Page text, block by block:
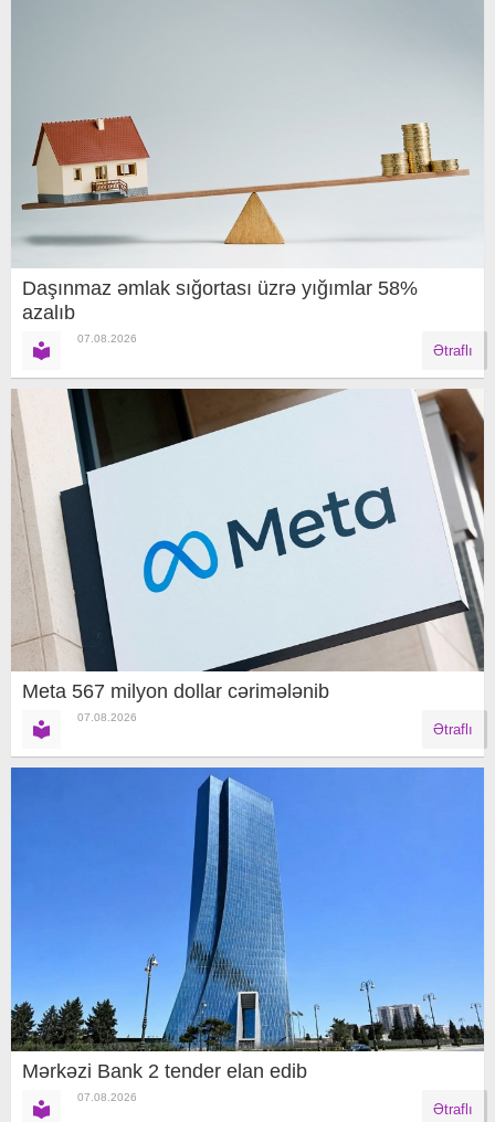
Daşınmaz əmlak sığortası üzrə yığımlar 58%
azalıb
07.08.2026
Ətraflı
Meta 567 milyon dollar cərimələnib
07.08.2026
Ətraflı
Mərkəzi Bank 2 tender elan edib
07.08.2026
Ətraflı